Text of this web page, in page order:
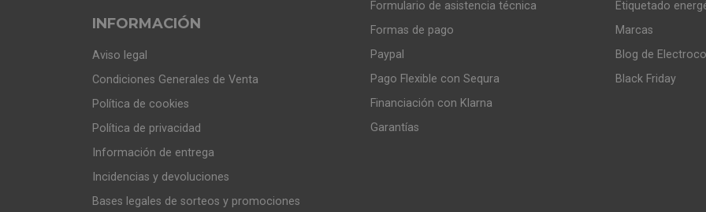
INFORMACIÓN
Aviso legal
Condiciones Generales de Venta
Política de cookies
Política de privacidad
Información de entrega
Incidencias y devoluciones
Bases legales de sorteos y promociones
Formulario de asistencia técnica
Formas de pago
Paypal
Pago Flexible con Sequra
Financiación con Klarna
Garantías
Etiquetado
Marcas
Blog de
Black Friday